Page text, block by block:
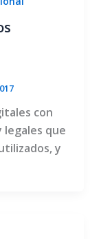
con
que
y